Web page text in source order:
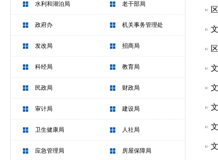
水利和湖泊局 老干部局
政府办 机关事务管理处
发改局 招商局
科经局 教育局
民政局 财政局
审计局 建设局
卫生健康局 人社局
应急管理局 房屋保障局